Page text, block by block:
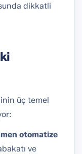
dikkatli
üç temel
otomatize
ve